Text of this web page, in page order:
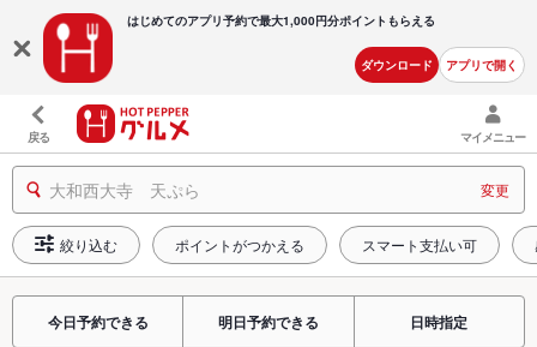
はじめてのアプリ予約で最大1,000円分ポイントもらえる
ダウンロード アプリで開く
戻る マイメニュー
大和西大寺 天ぷら 変更
絞り込む ポイントがつかえる スマート支払い可
今日予約できる 明日予約できる 日時指定